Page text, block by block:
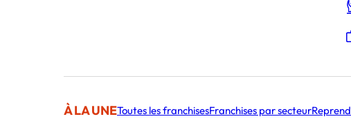
À LA UNEToutes les franchisesFranchises par secteur